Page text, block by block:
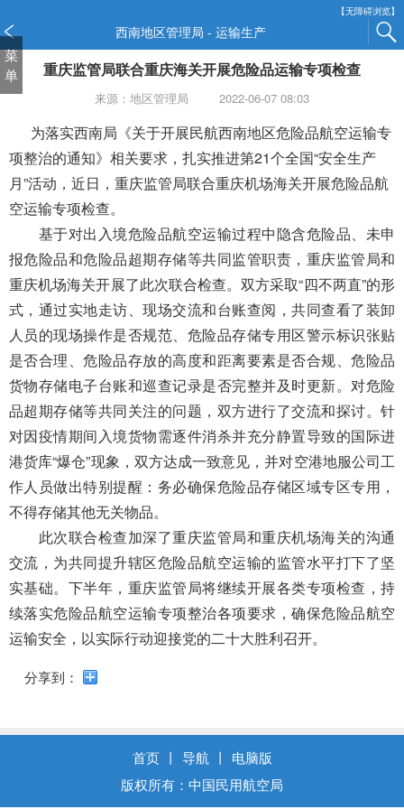
【无障碍浏览】
西南地区管理局 - 运输生产
菜
单
重庆监管局联合重庆海关开展危险品运输专项检查
来源：地区管理局 2022-06-07 08:03
为落实西南局《关于开展民航西南地区危险品航空运输专
项整治的通知》相关要求，扎实推进第21个全国“安全生产
月”活动，近日，重庆监管局联合重庆机场海关开展危险品航
空运输专项检查。
基于对出入境危险品航空运输过程中隐含危险品、未申
报危险品和危险品超期存储等共同监管职责，重庆监管局和
重庆机场海关开展了此次联合检查。双方采取“四不两直”的形
式，通过实地走访、现场交流和台账查阅，共同查看了装卸
人员的现场操作是否规范、危险品存储专用区警示标识张贴
是否合理、危险品存放的高度和距离要素是否合规、危险品
货物存储电子台账和巡查记录是否完整并及时更新。对危险
品超期存储等共同关注的问题，双方进行了交流和探讨。针
对因疫情期间入境货物需逐件消杀并充分静置导致的国际进
港货库“爆仓”现象，双方达成一致意见，并对空港地服公司工
作人员做出特别提醒：务必确保危险品存储区域专区专用，
不得存储其他无关物品。
此次联合检查加深了重庆监管局和重庆机场海关的沟通
交流，为共同提升辖区危险品航空运输的监管水平打下了坚
实基础。下半年，重庆监管局将继续开展各类专项检查，持
续落实危险品航空运输专项整治各项要求，确保危险品航空
运输安全，以实际行动迎接党的二十大胜利召开。
分享到：
首页 丨 导航 丨
电脑版
版权所有：中国民用航空局
窗
口
打
说
明
页
Alt
加
波
键
打
开
导
模
式